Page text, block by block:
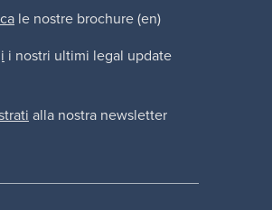
le nostre brochure (en)
i nostri ultimi legal update
alla nostra newsletter